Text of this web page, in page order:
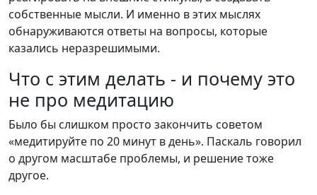
собственные мысли. И именно в этих мыслях
обнаруживаются ответы на вопросы, которые
казались неразрешимыми.
Что с этим делать - и почему это
не про медитацию
Было бы слишком просто закончить советом
«медитируйте по 20 минут в день». Паскаль говорил
о другом масштабе проблемы, и решение тоже
другое.